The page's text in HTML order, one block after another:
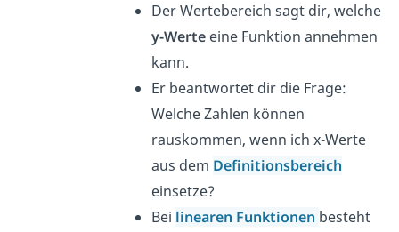
Der Wertebereich sagt dir, welche
y-Werteeine Funktion annehmen
kann.
Er beantwortet dir die Frage:
Welche Zahlen können
rauskommen, wenn ich x-Werte
aus dem Definitionsbereich
einsetze?
Bei linearen Funktionen besteht